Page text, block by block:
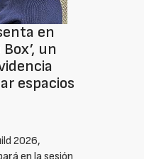
en
un
espacios
2026,